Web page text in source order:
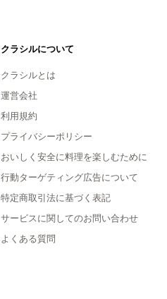
クラシルについて
クラシルとは
運営会社
利用規約
プライバシーポリシー
おいしく安全に料理を楽しむために
行動ターゲティング広告について
特定商取引法に基づく表記
サービスに関してのお問い合わせ
よくある質問